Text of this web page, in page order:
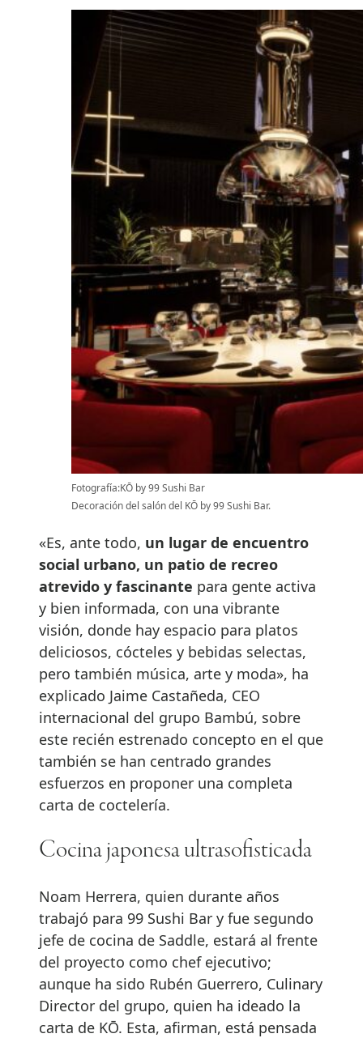
Fotografía:KŌ by 99 Sushi Bar
Decoración del salón del KŌ by 99 Sushi Bar.
«Es, ante todo, un lugar de encuentro
social urbano, un patio de recreo
atrevido y fascinante para gente activa
y bien informada, con una vibrante
visión, donde hay espacio para platos
deliciosos, cócteles y bebidas selectas,
pero también música, arte y moda», ha
explicado Jaime Castañeda, CEO
internacional del grupo Bambú, sobre
este recién estrenado concepto en el que
también se han centrado grandes
esfuerzos en proponer una completa
carta de coctelería.
Cocina japonesa ultrasofisticada
Noam Herrera, quien durante años
trabajó para 99 Sushi Bar y fue segundo
jefe de cocina de Saddle, estará al frente
del proyecto como chef ejecutivo;
aunque ha sido Rubén Guerrero, Culinary
Director del grupo, quien ha ideado la
carta de KŌ. Esta, afirman, está pensada